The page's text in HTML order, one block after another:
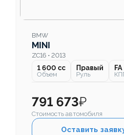
BMW
MINI
ZC16 • 2013
1 600 cc
Объем
Правый
Руль
FA
791 673₽
Стоимость автомобиля
Оставить